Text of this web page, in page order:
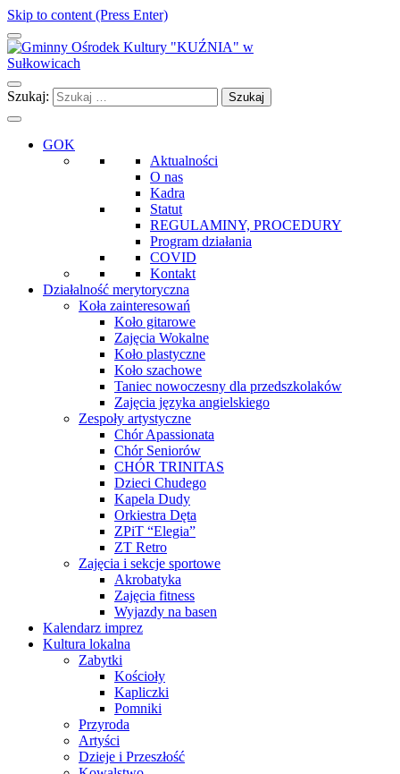
Skip to content (Press Enter)
Gminny Ośrodek Kultury "KUŹNIA" w Sułkowicach
Szukaj:
GOK
Aktualności
O nas
Kadra
Statut
REGULAMINY, PROCEDURY
Program działania
COVID
Kontakt
Działalność merytoryczna
Koła zainteresowań
Koło gitarowe
Zajęcia Wokalne
Koło plastyczne
Koło szachowe
Taniec nowoczesny dla przedszkolaków
Zajęcia języka angielskiego
Zespoły artystyczne
Chór Apassionata
Chór Seniorów
CHÓR TRINITAS
Dzieci Chudego
Kapela Dudy
Orkiestra Dęta
ZPiT “Elegia”
ZT Retro
Zajęcia i sekcje sportowe
Akrobatyka
Zajęcia fitness
Wyjazdy na basen
Kalendarz imprez
Kultura lokalna
Zabytki
Kościoły
Kapliczki
Pomniki
Przyroda
Artyści
Dzieje i Przeszłość